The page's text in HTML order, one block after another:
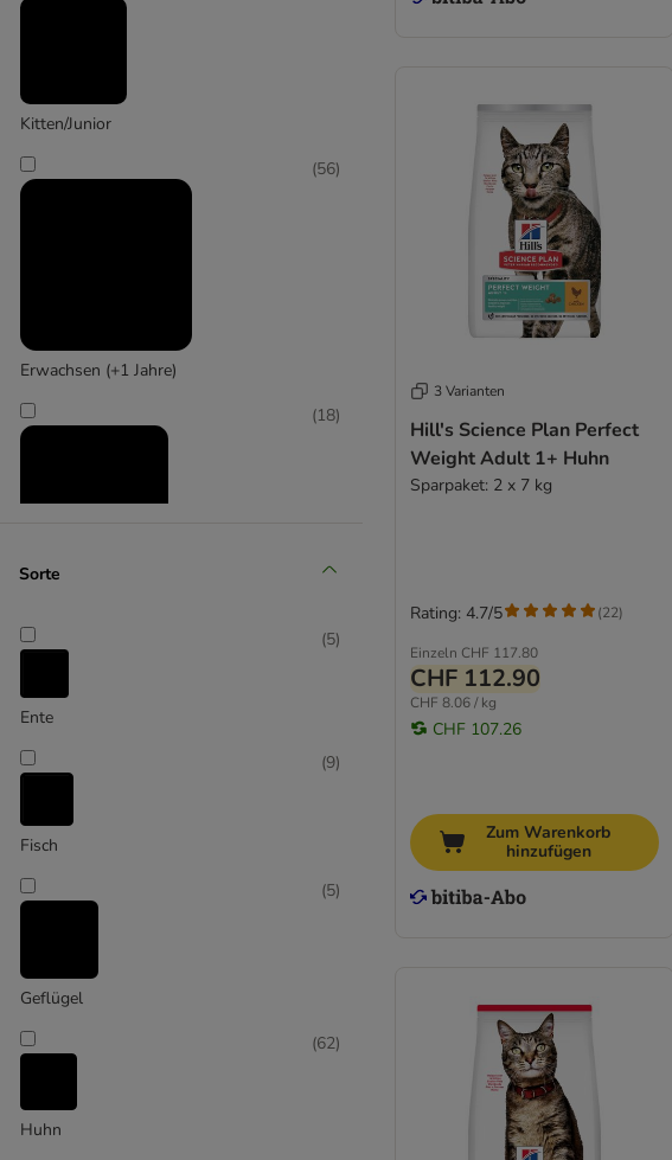
Kitten/Junior
Erwachsen (+1 Jahre)
(56)
(18)
Sorte
Ente
(5)
Fisch
(9)
Geflügel
(5)
Huhn
(62)
3 Varianten
Hill's Science Plan Perfect
Weight Adult 1+ Huhn
Sparpaket: 2 x 7 kg
Einzeln CHF 117.80
CHF 112.90
CHF 8.06 / kg
CHF 107.26
Rating: 4.7/5 (22)
Zum Warenkorb
hinzufügen